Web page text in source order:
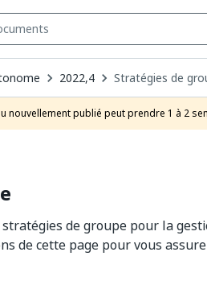
2022,4 Stratégies de
nouvellement publié peut prendre 1 à 2
de groupe pour la
de cette page pour vous